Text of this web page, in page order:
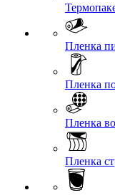
Пленка
Пленка
Пленка
Пленка